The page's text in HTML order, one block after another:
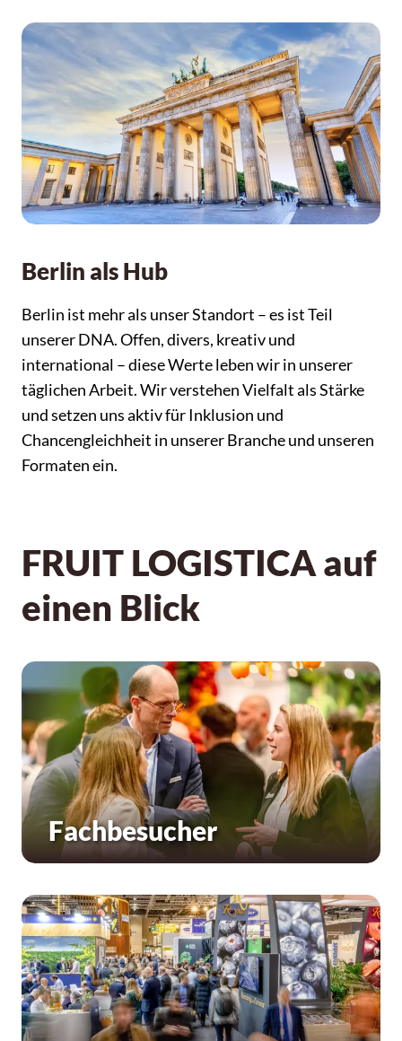
Berlin als Hub
Berlin ist mehr als unser Standort – es ist Teil
unserer DNA. Offen, divers, kreativ und
international – diese Werte leben wir in unserer
täglichen Arbeit. Wir verstehen Vielfalt als Stärke
und setzen uns aktiv für Inklusion und
Chancengleichheit in unserer Branche und unseren
Formaten ein.
FRUIT LOGISTICA auf
einen Blick
Fachbesucher